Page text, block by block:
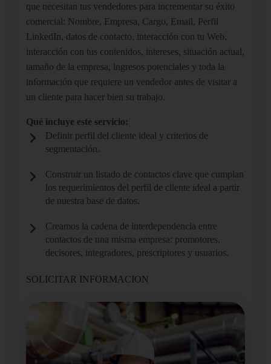
que necesitan tus vendedores para incrementar su éxito
comercial: Nombre, Empresa, Cargo, Email, Perfil
LinkedIn, datos de contacto, interacción con tu Web,
interacción con tus contenidos, intereses, situación actual,
tamaño de la empresa, ingresos potenciales y toda la
información que requiere un vendedor antes de visitar a
un cliente para hacer bien su trabajo.
Qué incluye este servicio:
Definir perfil del cliente ideal y criterios de
segmentación.
Construir un listado de contactos clave que cumplan
los requerimientos del perfil de cliente ideal a partir
de nuestra base de datos.
Creamos la cadena de interdependencia entre
contactos de una misma empresa: promotores,
decisores, integradores, prescriptores y usuarios.
SOLICITAR INFORMACION